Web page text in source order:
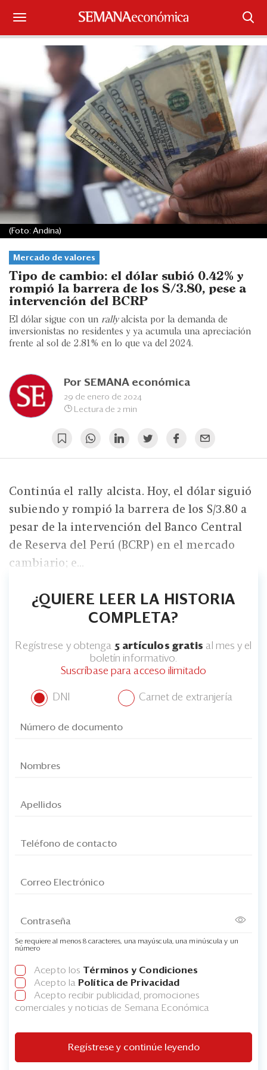
Suscríbase
Iniciar sesión
Portada
¿Qué está pasando?
Sectores y Empresas
Management
Economía y Finanzas
Legal y Política
Eventos
Blogs
Ranking CEO
Mercado de valores
Tipo de cambio: el dólar subió 0.42% y
rompió la barrera de los S/3.80, pese a
intervención del BCRP
El dólar sigue con un rallyalcista por la demanda de
inversionistas no residentes y ya acumula una apreciación
frente al sol de 2.81% en lo que va del 2024.
Por SEMANA económica
29 de enero de 2024
Lectura de 2 min
(Foto: Andina)
Continúa el rally alcista. Hoy, el dólar siguió
subiendo y rompió la barrera de los S/3.80 a
pesar de la intervención del Banco Central
de Reserva del Perú (BCRP) en el mercado
cambiario; e...
¿QUIERE LEER LA HISTORIA
COMPLETA?
Regístrese y obtenga 5 artículos gratis al mes y el
boletín informativo.
Suscríbase para acceso ilimitado
DNI Carnet de extranjería
Se requiere al menos 8 caracteres, una mayúscula, una minúscula y un
número
Acepto los Términos y Condiciones
Acepto la Política de Privacidad
Acepto recibir publicidad, promociones
comerciales y noticias de Semana Económica
Regístrese y continúe leyendo